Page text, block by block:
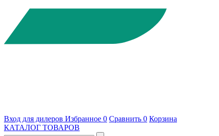
Вход для дилеров Избранное 0 Сравнить 0 Корзина
КАТАЛОГ ТОВАРОВ